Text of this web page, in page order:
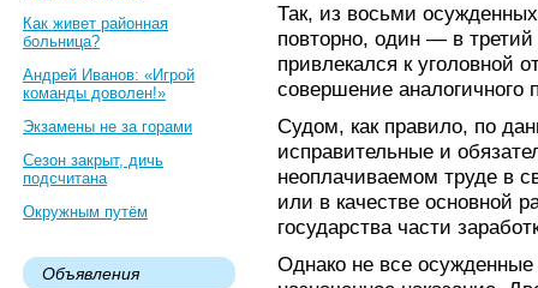
Как живет районная
больница?
Андрей Иванов: «Игрой
команды доволен!»
Экзамены не за горами
Сезон закрыт, дичь
подсчитана
Окружным путём
Объявления
Так, из восьми
повторно, один — в
привлекался к уголовной
совершение аналогичного
Судом, как правило, по
исправительные и
неоплачиваемом труде в
или в качестве основной
государства части
Однако не все